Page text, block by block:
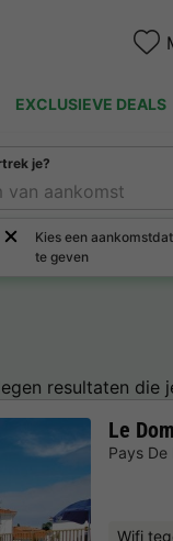
EXCLUSIEVE DEALS
je?
Kies een
te geven
resultaten die
Le
Pays De
Wifi